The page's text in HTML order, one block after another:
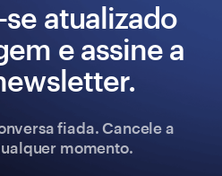
atualizado
e assine a
fiada. Cancele a
momento.